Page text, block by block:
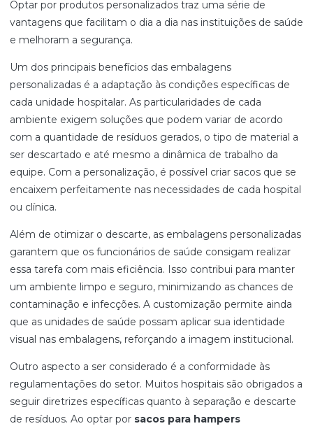
Optar por produtos personalizados traz uma série de
vantagens que facilitam o dia a dia nas instituições de saúde
e melhoram a segurança.
Um dos principais benefícios das embalagens
personalizadas é a adaptação às condições específicas de
cada unidade hospitalar. As particularidades de cada
ambiente exigem soluções que podem variar de acordo
com a quantidade de resíduos gerados, o tipo de material a
ser descartado e até mesmo a dinâmica de trabalho da
equipe. Com a personalização, é possível criar sacos que se
encaixem perfeitamente nas necessidades de cada hospital
ou clínica.
Além de otimizar o descarte, as embalagens personalizadas
garantem que os funcionários de saúde consigam realizar
essa tarefa com mais eficiência. Isso contribui para manter
um ambiente limpo e seguro, minimizando as chances de
contaminação e infecções. A customização permite ainda
que as unidades de saúde possam aplicar sua identidade
visual nas embalagens, reforçando a imagem institucional.
Outro aspecto a ser considerado é a conformidade às
regulamentações do setor. Muitos hospitais são obrigados a
seguir diretrizes específicas quanto à separação e descarte
de resíduos. Ao optar por sacos para hampers